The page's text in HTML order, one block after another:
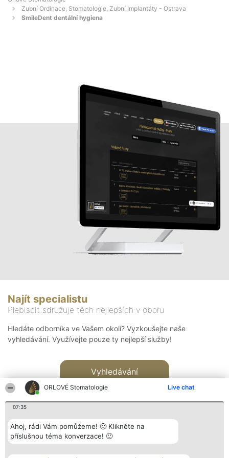
ORLOVÉ Stomatologie Live chat
07:35
Ahoj, rádi Vám pomůžeme! 🙂 Klikněte na
příslušnou téma konverzace! 🙂
Zubní Ordinace, Stomatologie, Zubní Implantáty - Ostrava
SmileDent dentální hygiena
Najít specialistu
Plebiscit sdružuje těch nejlepších v oboru
Hledáte odborníka ve Vašem okolí? Vyzkoušejte naše
vyhledávání. Využívejte pouze ty nejlepší služby!
Vyhledávání
Bright Side Solutions sp. z o. Vítězové Kontakt